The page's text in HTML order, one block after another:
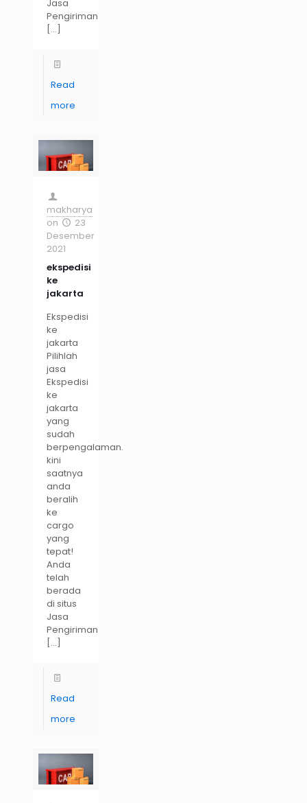
Jasa
Pengiriman
[…]
Read
more
makharya
on
23
Desember
2021
ekspedisi
ke
jakarta
Ekspedisi
ke
jakarta
Pilihlah
jasa
Ekspedisi
ke
jakarta
yang
sudah
berpengalaman.
kini
saatnya
anda
beralih
ke
cargo
yang
tepat!
Anda
telah
berada
di situs
Jasa
Pengiriman
[…]
Read
more